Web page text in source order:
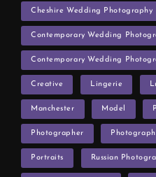
Cheshire Wedding Photography
Contemporary Wedding
Contemporary Wedding
Creative Lingerie
Manchester Model
Photographer
Portraits Russian